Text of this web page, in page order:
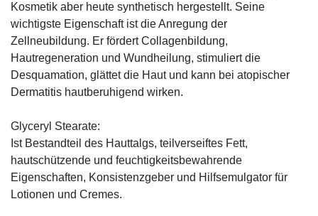
Kosmetik aber heute synthetisch hergestellt. Seine
wichtigste Eigenschaft ist die Anregung der
Zellneubildung. Er fördert Collagenbildung,
Hautregeneration und Wundheilung, stimuliert die
Desquamation, glättet die Haut und kann bei atopischer
Dermatitis hautberuhigend wirken.
Glyceryl Stearate:
Ist Bestandteil des Hauttalgs, teilverseiftes Fett,
hautschützende und feuchtigkeitsbewahrende
Eigenschaften, Konsistenzgeber und Hilfsemulgator für
Lotionen und Cremes.